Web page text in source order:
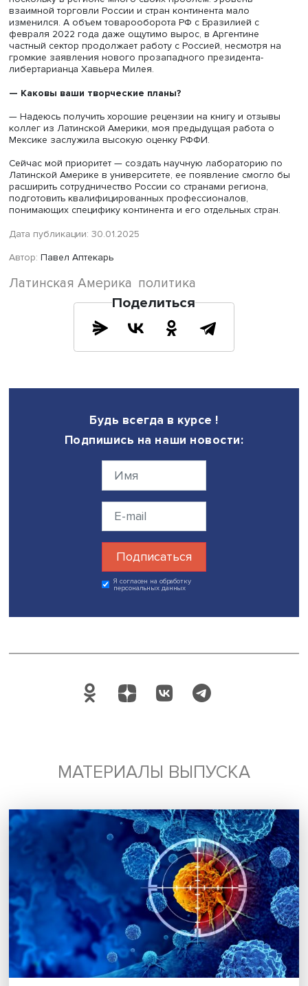
Фото: iStock
— В каких сферах экономики и гуманитарного
с соперниками, где можно найти резервы для
— В Латинской Америке есть интерес к России в
сфере, особенно к ее литературе, науке и насыщенной
истории. Это надо учитывать.
Очевидно, что в экономике следует действовать через
помощи государства. Нам надо выйти за пределы
торговлю. Сейчас взаимный товарооборот России со
странами континента существенно меньше, чем у
Кореи, не говоря уже о Китае.
— Стоит ли России уделять больше внимания
большой вклад в воссоздание национальной армии
победу в войне 1932–1935 годов?
— Конечно стоит. В Латинской Америке все страны
взаимосвязаны. Та же Бразилия, крупнейшая страна и
спектром внерегиональных государств, различных по
размеру и влиянию. А Китай и Южная Корея, уделяя
Парагвае, Уругвае и Боливии. Например, в Боливии
Парагвая и Боливии размыто описывают роль
воссоздании парагвайской армии, их успехи не
— Как страны региона отреагировали на военный
— Общество было шокировано началом боевых
лидеры заняли позицию твердого нейтралитета, они
отказались поддержать США и Запад и стремятся
шагов, способных привести к обострению отношений,
поскольку в регионе много своих проблем. Уровень
взаимной торговли России и стран континента мало
изменился. А объем товарооборота РФ с Бразилией с
февраля 2022 года даже ощутимо вырос, в Аргентине
частный сектор продолжает работу с Россией,
громкие заявления нового прозападного президента-
либертарианца Хавьера Милея.
— Каковы ваши творческие планы?